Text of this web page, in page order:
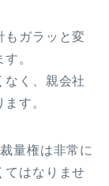
もガラッと変
。
なく、親会社
す。
量権は非常に
てはなりませ